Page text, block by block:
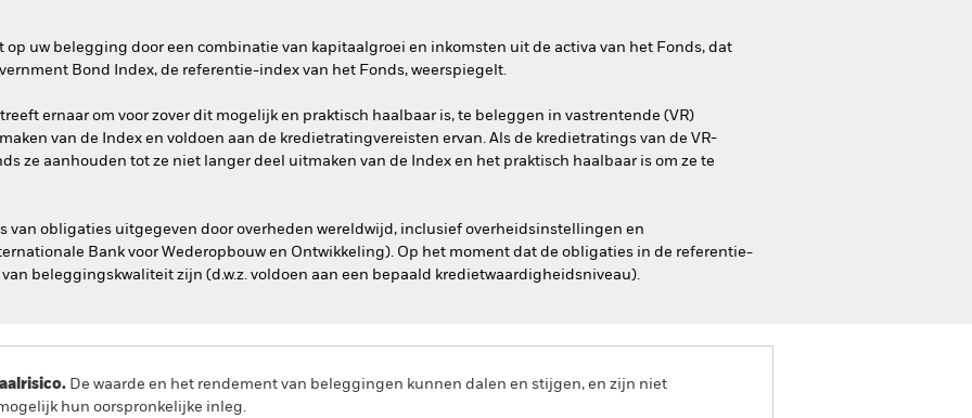
op uw belegging door een combinatie van kapitaalgroei en inkomsten uit de activa van het Fonds, dat
Bond Index, de referentie-index van het Fonds, weerspiegelt.
ernaar om voor zover dit mogelijk en praktisch haalbaar is, te beleggen in vastrentende (VR)
van de Index en voldoen aan de kredietratingvereisten ervan. Als de kredietratings van de VR-
ze aanhouden tot ze niet langer deel uitmaken van de Index en het praktisch haalbaar is om ze te
van obligaties uitgegeven door overheden wereldwijd, inclusief overheidsinstellingen en
Bank voor Wederopbouw en Ontwikkeling). Op het moment dat de obligaties in de referentie-
beleggingskwaliteit zijn (d.w.z. voldoen aan een bepaald kredietwaardigheidsniveau).
De waarde en het rendement van beleggingen kunnen dalen en stijgen, en zijn niet
hun oorspronkelijke inleg.